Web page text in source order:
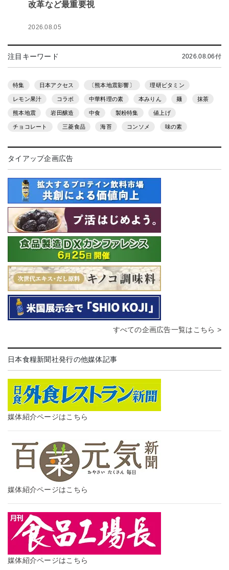
改革など最重要視
2026.08.05
注目キーワード 2026.08.06付
特集 日本アクセス 〔熊本地震影響〕 理研ビタミン
レモン果汁 コラボ 中華料理の素 本みりん 麺 抹茶
熊本地震 岩田醸造 中食 製粉特集 値上げ
チョコレート 三菱食品 海苔 コンソメ 味の素
タイアップ企画広告
すべての企画広告一覧はこちら >
日本食糧新聞社発行の他媒体記事
媒体紹介ページはこちら
媒体紹介ページはこちら
媒体紹介ページはこちら